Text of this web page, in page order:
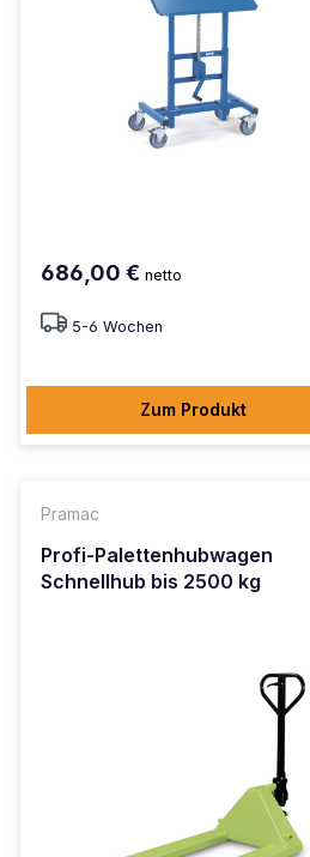
686,00 € netto
5-6 Wochen
Zum Produkt
Pramac
Profi-Palettenhubwagen
Schnellhub bis 2500 kg